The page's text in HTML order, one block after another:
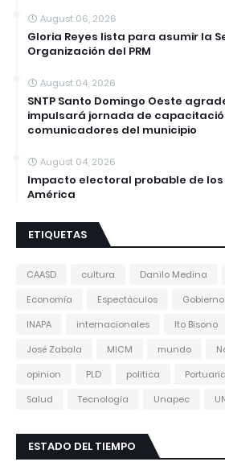
August 06, 2026
Gloria Reyes lista para asumir la
Organización del PRM
August 04, 2026
SNTP Santo Domingo Oeste
impulsará jornada de
comunicadores del municipio
August 04, 2026
Impacto electoral probable de
América
ETIQUETAS
CAASD cultura Danilo Medina
Economía
Espectáculos Gobierno
INAPA
internacionales Ito Bisono
José Zabala
MICM mundo
opinion
PLD politica Portuaria
Salud
Tecnología Unapec
ESTADO DEL TIEMPO